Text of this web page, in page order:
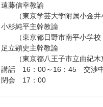
遠藤信幸教諭
（東京学芸大学附属小金井
小杉純平主幹教諭
（東京都日野市南平小学校
足立顕史主幹教諭
（東京都八王子市立由紀木
講話 16：00～16：45 交渉
閉会 17：00